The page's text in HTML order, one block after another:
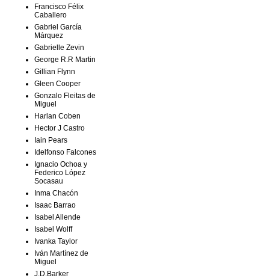
Francisco Félix
Caballero
Gabriel García
Márquez
Gabrielle Zevin
George R.R Martin
Gillian Flynn
Gleen Cooper
Gonzalo Fleitas de
Miguel
Harlan Coben
Hector J Castro
Iain Pears
Idelfonso Falcones
Ignacio Ochoa y
Federico López
Socasau
Inma Chacón
Isaac Barrao
Isabel Allende
Isabel Wolff
Ivanka Taylor
Iván Martínez de
Miguel
J.D.Barker